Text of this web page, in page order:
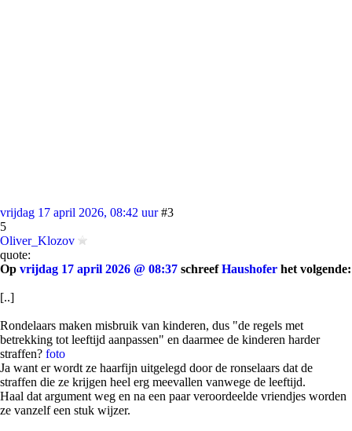
vrijdag 17 april 2026, 08:42 uur #3
5
Oliver_Klozov
quote:
Op vrijdag 17 april 2026 @ 08:37 schreefHaushofer het volgende:
[..]
Rondelaars maken misbruik van kinderen, dus "de regels met
betrekking tot leeftijd aanpassen" en daarmee de kinderen harder
straffen? foto
Ja want er wordt ze haarfijn uitgelegd door de ronselaars dat de
straffen die ze krijgen heel erg meevallen vanwege de leeftijd.
Haal dat argument weg en na een paar veroordeelde vriendjes worden
ze vanzelf een stuk wijzer.